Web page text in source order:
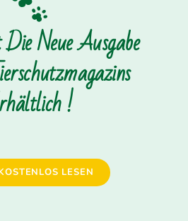
Neue Ausgabe
!
LESEN